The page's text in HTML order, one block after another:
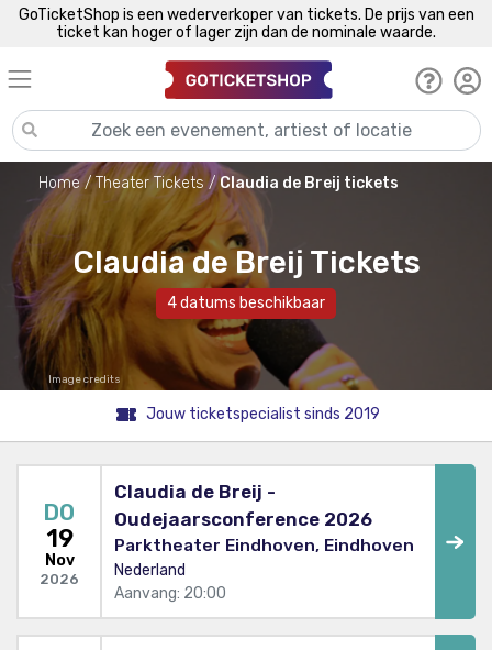
GoTicketShop is een wederverkoper van tickets. De prijs van een
ticket kan hoger of lager zijn dan de nominale waarde.
Home Theater Tickets Claudia de Breij tickets
Claudia de Breij Tickets
4 datums beschikbaar
Image credits
Jouw ticketspecialist sinds 2019
DO
19
Nov
2026
Claudia de Breij -
Oudejaarsconference 2026
Parktheater Eindhoven, Eindhoven
Nederland
Aanvang: 20:00